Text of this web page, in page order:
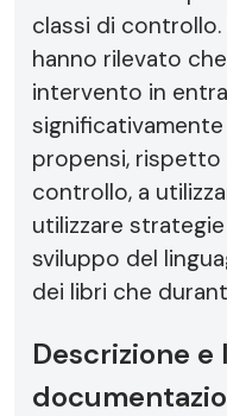
classi di controllo.
hanno rilevato
intervento in
propensi, rispetto
controllo, a
utilizzare
sviluppo del
dei libri che
Descrizione